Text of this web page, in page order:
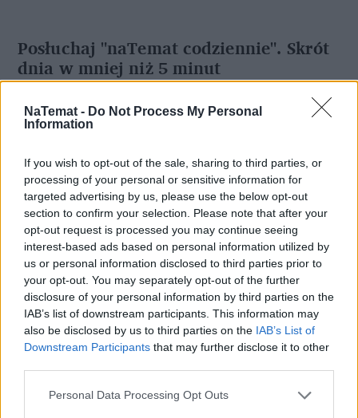
NaTemat - Do Not Process My Personal
Information
If you wish to opt-out of the sale, sharing to third parties, or
processing of your personal or sensitive information for
targeted advertising by us, please use the below opt-out
section to confirm your selection. Please note that after your
opt-out request is processed you may continue seeing
interest-based ads based on personal information utilized by
us or personal information disclosed to third parties prior to
your opt-out. You may separately opt-out of the further
disclosure of your personal information by third parties on the
IAB’s list of downstream participants. This information may
also be disclosed by us to third parties on the IAB’s List of
Downstream Participants that may further disclose it to other
Personal Data Processing Opt Outs
Posłuchaj "naTemat codziennie". Skrót
dnia w mniej niż 5 minut
Nie przegap żadnej ważnej wiadomości i
obserwuj nas w Google News!
Więcej:
Lekkoatletyka
Siatkówka
Pływanie